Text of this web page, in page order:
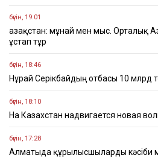
бүгін, 19:01
Қазақстан: мұнай мен мыс. Орталық
ұстап тұр
бүгін, 18:46
Нұрай Серікбайдың отбасы 10 млрд
бүгін, 18:10
На Казахстан надвигается новая
бүгін, 17:28
Алматыда құрылысшыларды кәсіби